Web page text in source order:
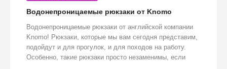
Водонепроницаемые рюкзаки от Knomo
Водонепроницаемые рюкзаки от английской компании
Knomo! Рюкзаки, которые мы вам сегодня представим,
подойдут и для прогулок, и для походов на работу.
Особенно, такие рюкзаки просто незаменимы, если